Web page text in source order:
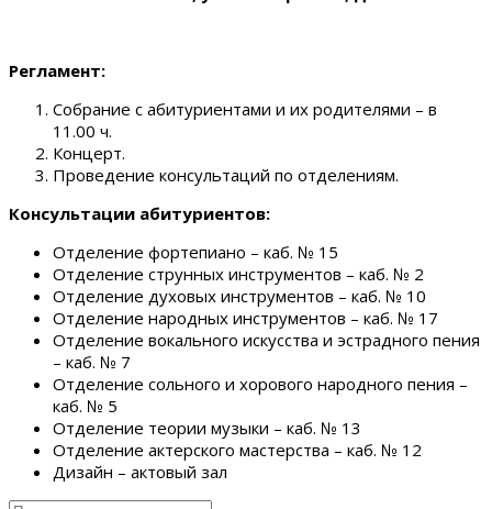
Регламент:
Собрание с абитуриентами и их родителями – в
11.00 ч.
Концерт.
Проведение консультаций по отделениям.
Консультации абитуриентов:
Отделение фортепиано – каб. № 15
Отделение струнных инструментов – каб. № 2
Отделение духовых инструментов – каб. № 10
Отделение народных инструментов – каб. № 17
Отделение вокального искусства и эстрадного пения
– каб. № 7
Отделение сольного и хорового народного пения –
каб. № 5
Отделение теории музыки – каб. № 13
Отделение актерского мастерства – каб. № 12
Дизайн – актовый зал